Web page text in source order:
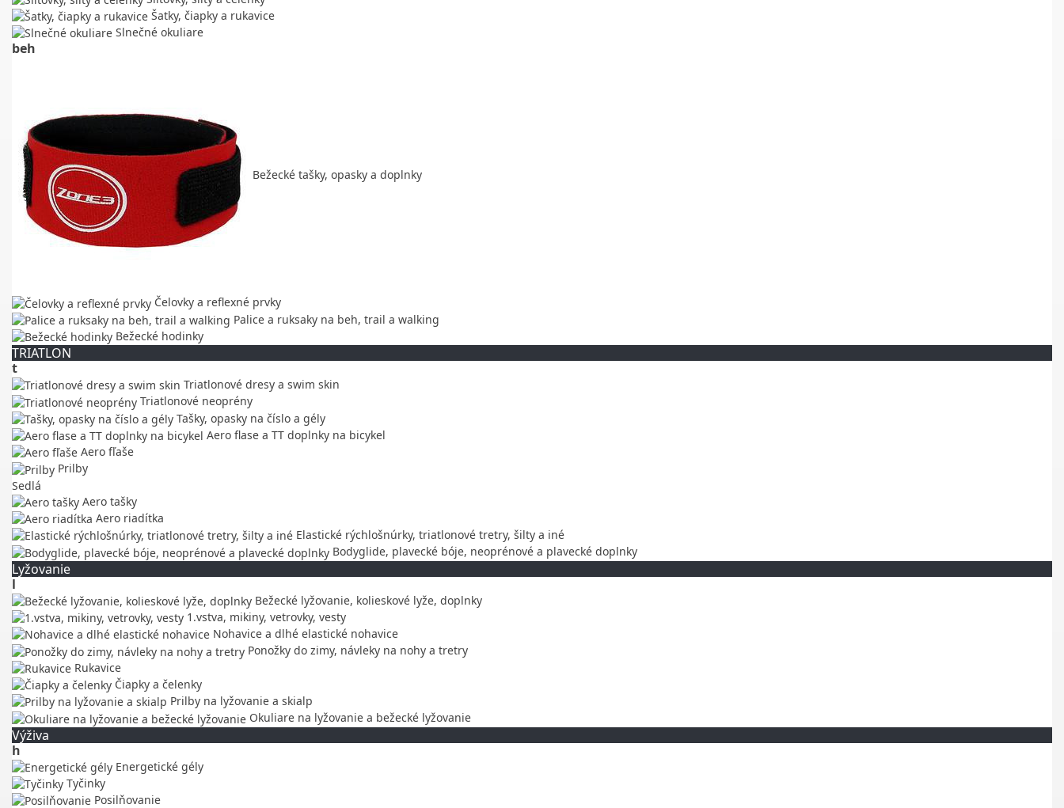
Šatky, čiapky a rukavice
Slnečné okuliare
beh
Bežecké tašky, opasky a doplnky
Čelovky a reflexné prvky
Palice a ruksaky na beh, trail a walking
Bežecké hodinky
TRIATLON
t
Triatlonové dresy a swim skin
Triatlonové neoprény
Tašky, opasky na číslo a gély
Aero flase a TT doplnky na bicykel
Aero fľaše
Prilby
Sedlá
Aero tašky
Aero riadítka
Elastické rýchlošnúrky, triatlonové tretry, šilty a iné
Bodyglide, plavecké bóje, neoprénové a plavecké doplnky
Lyžovanie
l
Bežecké lyžovanie, kolieskové lyže, doplnky
1.vstva, mikiny, vetrovky, vesty
Nohavice a dlhé elastické nohavice
Ponožky do zimy, návleky na nohy a tretry
Rukavice
Čiapky a čelenky
Prilby na lyžovanie a skialp
Okuliare na lyžovanie a bežecké lyžovanie
Výživa
h
Energetické gély
Tyčinky
Posilňovanie